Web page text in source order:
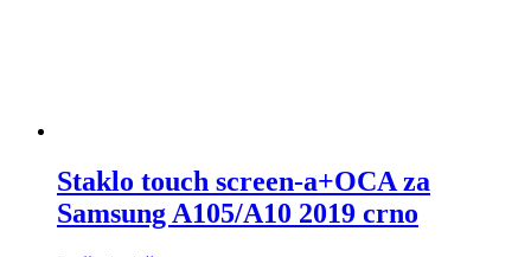
Staklo touch screen-a+OCA za
Samsung A105/A10 2019 crno